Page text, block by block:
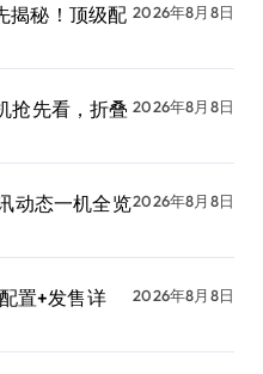
揭秘！顶级配 2026年8月8日
抢先看，折叠 2026年8月8日
动态一机全览2026年8月8日
置+发售详
2026年8月8日